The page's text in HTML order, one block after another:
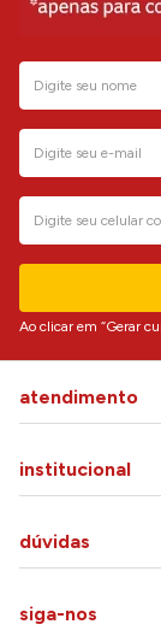
Ao clicar em “Gerar
atendimento
institucional
dúvidas
siga-nos